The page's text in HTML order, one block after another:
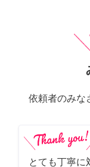
依頼者のみな
とても丁寧に